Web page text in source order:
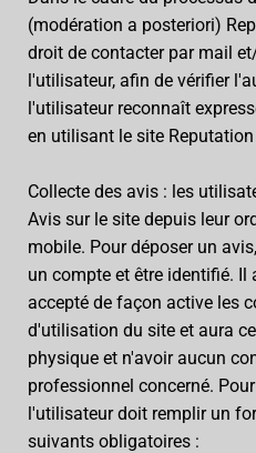
(modération a posteriori)
droit de contacter par mail
l'utilisateur, afin de vérifier
l'utilisateur reconnaît
en utilisant le site Reputation
Collecte des avis : les
Avis sur le site depuis leur
mobile. Pour déposer un
un compte et être identifié. Il
accepté de façon active les
d'utilisation du site et aura
physique et n'avoir aucun
professionnel concerné.
l'utilisateur doit remplir un
suivants obligatoires :